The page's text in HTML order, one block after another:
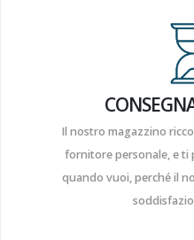
Il nostro magazzino
fornitore personale, e ti
quando vuoi, perché il